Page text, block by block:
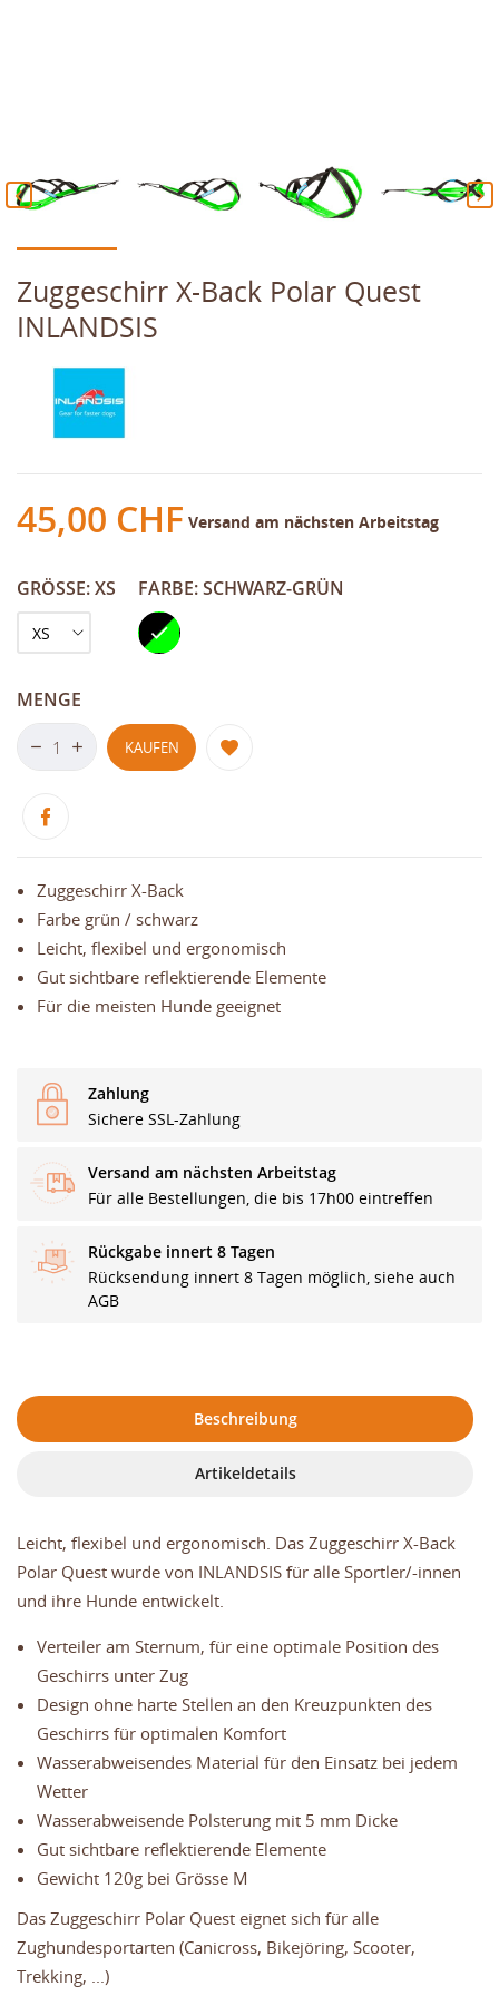
 
Zuggeschirr X-Back Polar Quest
INLANDSIS
45,00 CHF Versand am nächsten Arbeitstag
GRÖSSE: XS FARBE: SCHWARZ-GRÜN
Schwarz-
Grün
MENGE
KAUFEN
Zuggeschirr X-Back
Farbe grün / schwarz
Leicht, flexibel und ergonomisch
Gut sichtbare reflektierende Elemente
Für die meisten Hunde geeignet
Zahlung
Sichere SSL-Zahlung
Versand am nächsten Arbeitstag
Für alle Bestellungen, die bis 17h00 eintreffen
Rückgabe innert 8 Tagen
Rücksendung innert 8 Tagen möglich, siehe auch
AGB
Beschreibung
Artikeldetails
Leicht, flexibel und ergonomisch. Das Zuggeschirr X-Back
Polar Quest wurde von INLANDSIS für alle Sportler/-innen
und ihre Hunde entwickelt.
Verteiler am Sternum, für eine optimale Position des
Geschirrs unter Zug
Design ohne harte Stellen an den Kreuzpunkten des
Geschirrs für optimalen Komfort
Wasserabweisendes Material für den Einsatz bei jedem
Wetter
Wasserabweisende Polsterung mit 5 mm Dicke
Gut sichtbare reflektierende Elemente
Gewicht 120g bei Grösse M
Das Zuggeschirr Polar Quest eignet sich für alle
Zughundesportarten (Canicross, Bikejöring, Scooter,
Trekking, ...)